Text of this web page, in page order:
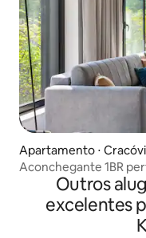
Apartamento ⋅
Aconchegante 1BR
ao elevadorOutros
excelentes